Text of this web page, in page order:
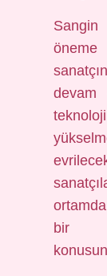
devam
bir